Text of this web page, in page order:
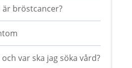
är bröstcancer?
var ska jag söka vård?